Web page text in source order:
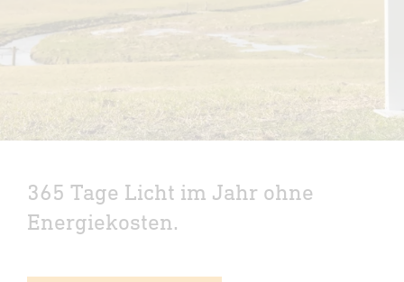
365 Tage Licht im Jahr ohne
Energiekosten.